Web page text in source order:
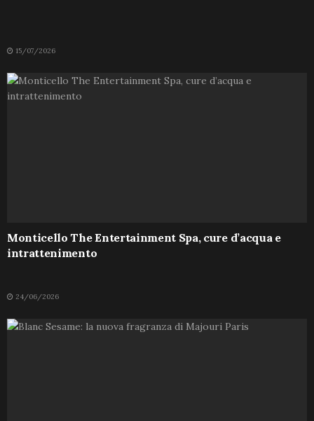
15/07/2026
Monticello The Entertainment Spa, cure d’acqua e
intrattenimento
24/06/2026